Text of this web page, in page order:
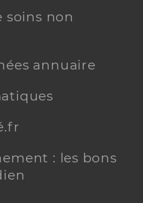
soins non
annuaire
: les bons